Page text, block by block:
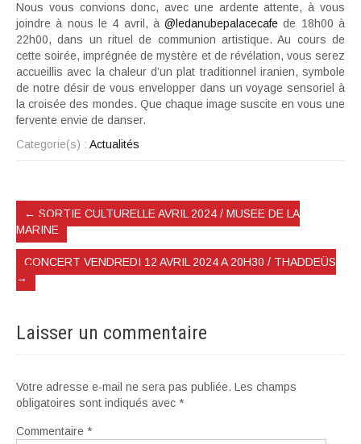
Nous vous convions donc, avec une ardente attente, à vous
joindre à nous le 4 avril, à@ledanubepalacecafe de 18h00 à
22h00, dans un rituel de communion artistique. Au cours de
cette soirée, imprégnée de mystère et de révélation, vous serez
accueillis avec la chaleur d’un plat traditionnel iranien, symbole
de notre désir de vous envelopper dans un voyage sensoriel à
la croisée des mondes. Que chaque image suscite en vous une
fervente envie de danser.
Categorie(s) : Actualités
← SORTIE CULTURELLE AVRIL 2024 / MUSEE DE LA
MARINE
CONCERT VENDREDI 12 AVRIL 2024 A 20H30 / THADDEÜS
→
Laisser un commentaire
Votre adresse e-mail ne sera pas publiée. Les champs
obligatoires sont indiqués avec *
Commentaire *